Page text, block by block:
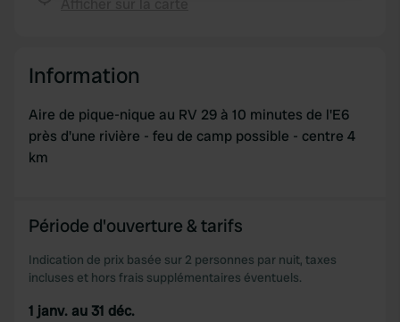
We also share information about your use of our site with
may combine it with other information that you’ve
provided to them or that they’ve collected from your use
of their services.
Information
Aire de pique-nique au RV 29 à 10 minutes de l'E6
près d'une rivière - feu de camp possible - centre 4
km
Période d'ouverture & tarifs
Indication de prix basée sur 2 personnes par nuit, taxes
incluses et hors frais supplémentaires éventuels.
1 janv. au 31 déc.